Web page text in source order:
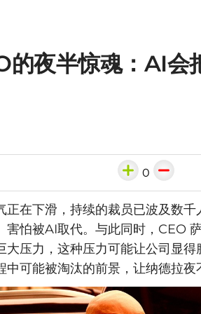
的夜半惊魂：AI会
0
正在下滑，持续的裁员已波及数
害怕被AI取代。与此同时，CEO
大压力，这种压力可能让公司显
可能被淘汰的前景，让纳德拉夜